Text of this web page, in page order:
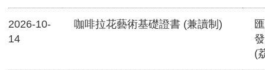
2026-10-
14
咖啡拉花藝術基礎證書 (兼讀制)
(